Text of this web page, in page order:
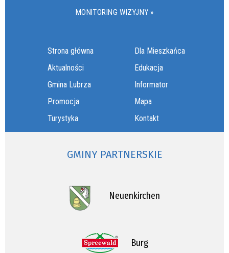
MONITORING WIZYJNY »
Strona główna
Aktualności
Gmina Lubrza
Promocja
Turystyka
Dla Mieszkańca
Edukacja
Informator
Mapa
Kontakt
GMINY PARTNERSKIE
Neuenkirchen
Burg